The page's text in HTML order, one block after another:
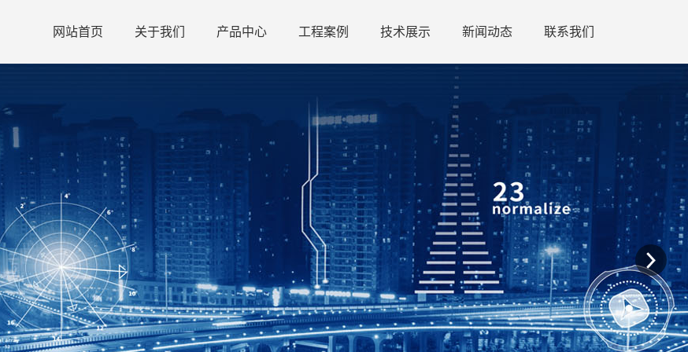
网站首页 关于我们 产品中心 工程案例 技术展示 新闻动态 联系我们